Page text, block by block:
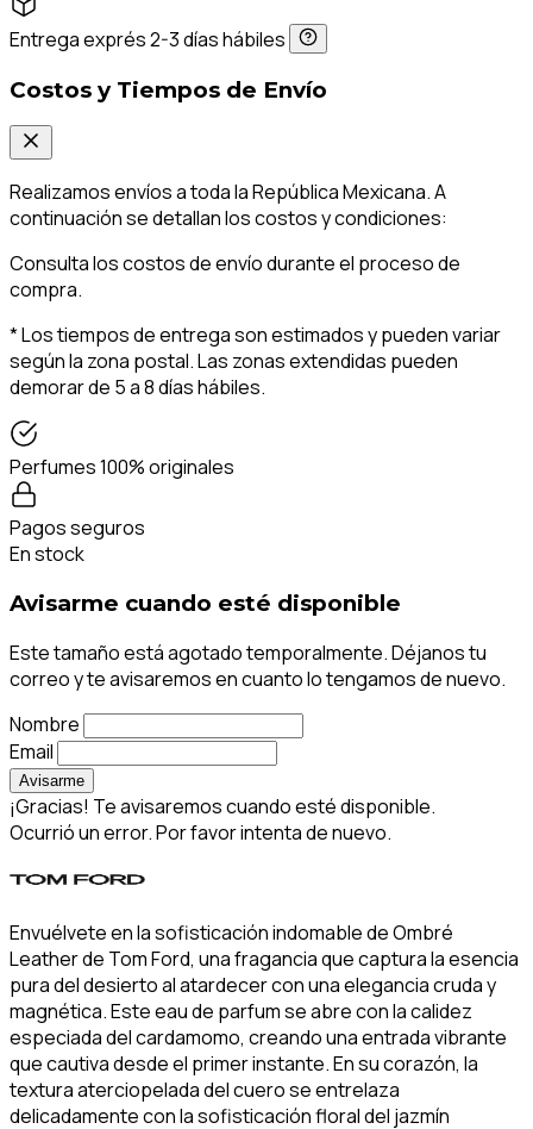
Entrega exprés 2-3 días hábiles
Costos y Tiempos de Envío
Realizamos envíos a toda la República Mexicana. A
continuación se detallan los costos y condiciones:
Consulta los costos de envío durante el proceso de
compra.
* Los tiempos de entrega son estimados y pueden variar
según la zona postal. Las zonas extendidas pueden
demorar de 5 a 8 días hábiles.
Perfumes 100% originales
Pagos seguros
En stock
Avisarme cuando esté disponible
Este tamaño está agotado temporalmente. Déjanos tu
correo y te avisaremos en cuanto lo tengamos de nuevo.
Nombre
Email
Avisarme
¡Gracias! Te avisaremos cuando esté disponible.
Ocurrió un error. Por favor intenta de nuevo.
Envuélvete en la sofisticación indomable de Ombré
Leather de Tom Ford, una fragancia que captura la esencia
pura del desierto al atardecer con una elegancia cruda y
magnética. Este eau de parfum se abre con la calidez
especiada del cardamomo, creando una entrada vibrante
que cautiva desde el primer instante. En su corazón, la
textura aterciopelada del cuero se entrelaza
delicadamente con la sofisticación floral del jazmín